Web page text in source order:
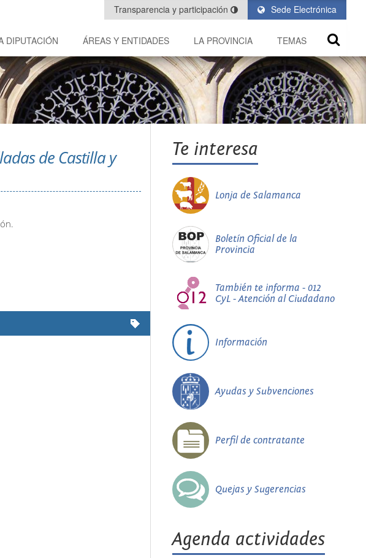
Sede Electrónica
Transparencia y participación
DIPUTACIÓN ÁREAS Y ENTIDADES LA PROVINCIA TEMAS
de Castilla y
Te interesa
Lonja de Salamanca
Boletín Oficial de la
Provincia
También te informa - 012
CyL - Atención al Ciudadano
Información
Ayudas y Subvenciones
Perfil de contratante
Quejas y Sugerencias
Agenda actividades